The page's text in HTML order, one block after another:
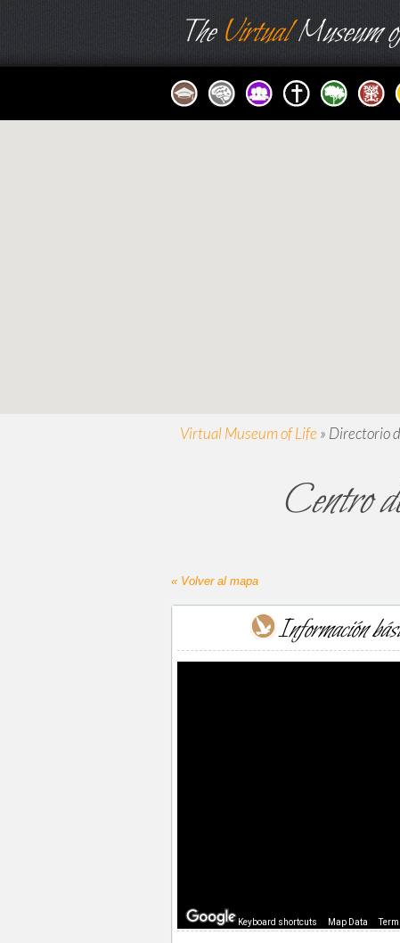
TheVirtualMuseum
Virtual Museum of Life » Directorio
Centro
« Volver al mapa
Información
Keyboard shortcuts Map Data